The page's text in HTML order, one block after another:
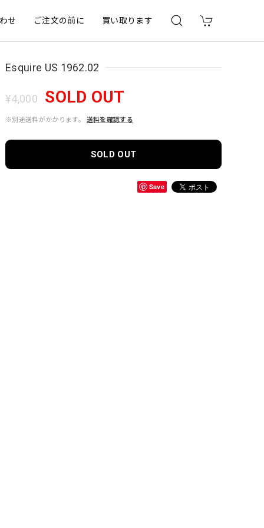
せ ご注文の前に 買い取ります
Esquire US 1962.02
¥4,000 SOLD OUT
※別途送料がかかります。 送料を確認する
SOLD OUT
Save